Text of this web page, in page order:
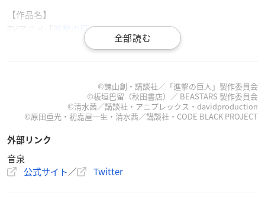
【作品名】
TVアニメ「 進撃の巨人Season3」
BEASTARSレゴシとフリーのわんにゃんレディ
オ！
【出演者】
小林親弘（レゴシ役）
木村昴（フリー役）
©諫山創・講談社／「進撃の巨人」製作委員会
©板垣巴留（秋田書店）／ BEASTARS 製作委員会
©清水茜／講談社・アニプレックス・davidproduction
©原田重光・初嘉屋一生・清水茜／講談社・CODE BLACK PROJECT
外部リンク
音泉
公式サイト／ Twitter